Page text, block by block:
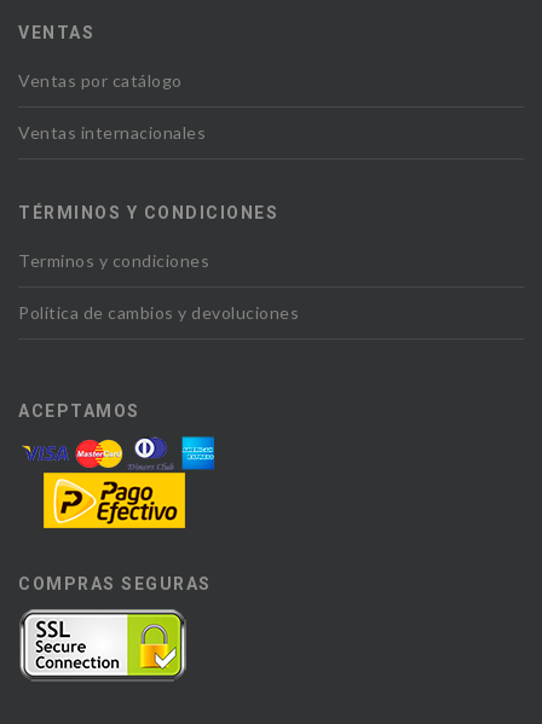
VENTAS
Ventas por catálogo
Ventas internacionales
TÉRMINOS Y CONDICIONES
Terminos y condiciones
Política de cambios y devoluciones
ACEPTAMOS
COMPRAS SEGURAS